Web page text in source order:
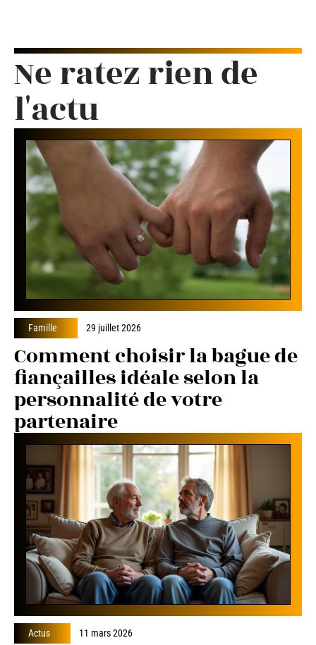
Ne ratez rien de
l'actu
Famille 29 juillet 2026
Comment choisir la bague de
fiançailles idéale selon la
personnalité de votre
partenaire
Actus 11 mars 2026